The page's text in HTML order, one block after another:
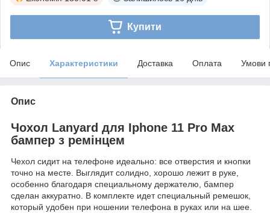
Купити
Опис Характеристики Доставка Оплата Умови
Опис
Чохол Lanyard для Iphone 11 Pro Max
бампер з ремінцем
Чехол сидит на телефоне идеально: все отверстия и кнопки
точно на месте. Выглядит солидно, хорошо лежит в руке,
особенно благодаря специальному держателю, бампер
сделан аккуратно. В комплекте идет специальный ремешок,
который удобен при ношении телефона в руках или на шее.